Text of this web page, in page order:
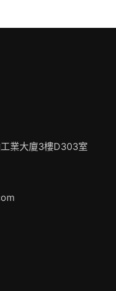
業大廈3樓D303室